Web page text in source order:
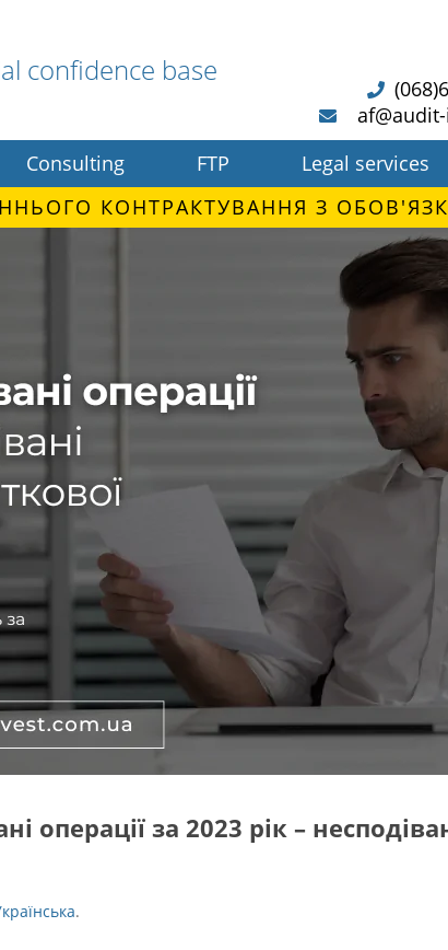
confidence base
Consulting FTP Legal services
КОНТРАКТУВАННЯ З
операції за 2023 рік –
.